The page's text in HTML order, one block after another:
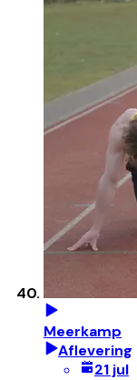
Meerkamp
Aflevering
21 jul